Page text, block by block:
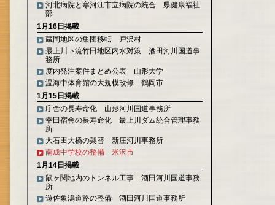
河北病院と寒河江市立病院の統合 県健康福祉
部
1月16日掲載
蔵岡地区の集団移転 戸沢村
最上川下流竹田地区内水対策 酒田河川国道事
務所
度内発注案件まとめ公表 山形大学
温海中体育館の大規模改修 鶴岡市
1月15日掲載
庁舎の長寿命化 山形河川国道事務所
幸田宿舎の長寿命化 最上川ダム統合管理事務
所
大石田大橋の架替 新庄河川事務所
南成中学校の整備 米沢市
1月14日掲載
鼠ヶ関地内のトンネル工事 酒田河川国道事務
所
遊佐象潟道路の整備 酒田河川国道事務所